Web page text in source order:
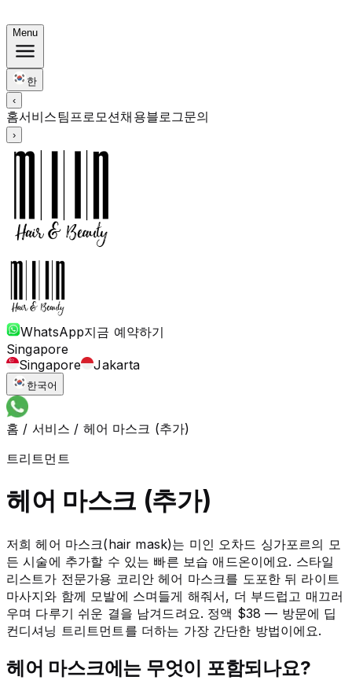
Menu
한
‹
홈서비스팀프로모션채용블로그문의
›
WhatsApp지금 예약하기
Singapore
Singapore
Jakarta
한국어
홈 / 서비스 / 헤어 마스크 (추가)
트리트먼트
헤어 마스크 (추가)
저희 헤어 마스크(hair mask)는 미인 오차드 싱가포르의 모
든 시술에 추가할 수 있는 빠른 보습 애드온이에요. 스타일
리스트가 전문가용 코리안 헤어 마스크를 도포한 뒤 라이트
마사지와 함께 모발에 스며들게 해줘서, 더 부드럽고 매끄러
우며 다루기 쉬운 결을 남겨드려요. 정액 $38 — 방문에 딥
컨디셔닝 트리트먼트를 더하는 가장 간단한 방법이에요.
헤어 마스크에는 무엇이 포함되나요?